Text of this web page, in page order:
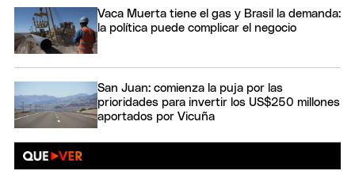
Vaca Muerta tiene el gas y Brasil la demanda:
la política puede complicar el negocio
San Juan: comienza la puja por las
prioridades para invertir los US$250 millones
aportados por Vicuña